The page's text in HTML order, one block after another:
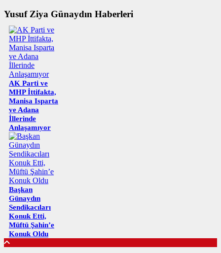
Yusuf Ziya Günaydın Haberleri
AK Parti ve
MHP İttifakta,
Manisa Isparta
ve Adana
İllerinde
Anlaşamıyor
Başkan
Günaydın
Sendikacıları
Konuk Etti,
Müftü Şahin’e
Konuk Oldu